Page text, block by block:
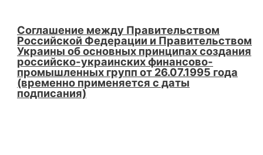
Соглашение между Правительством
Российской Федерации и Правительством
Украины об основных принципах создания
российско-украинских финансово-
промышленных групп от 26.07.1995 года
(временно применяется с даты
подписания)